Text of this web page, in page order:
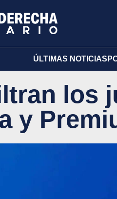
ÚLTIMAS NOTICIAS
los
y